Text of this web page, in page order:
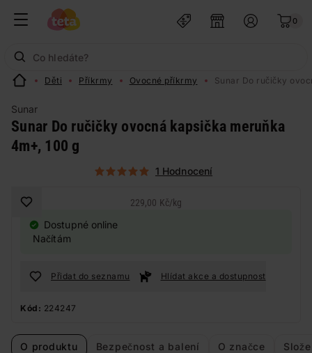
0
Děti Příkrmy Ovocné příkrmy Sunar Do ručičky
Sunar
Sunar Do ručičky ovocná kapsička meruňka
4m+, 100 g
1 Hodnocení
229,00 Kč/kg
Dostupné online
Načítám
Přidat do seznamu Hlídat akce a dostupnost
Kód: 224247
O produktu Bezpečnost a balení O značce